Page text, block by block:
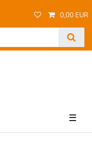
0,00 EUR
☰